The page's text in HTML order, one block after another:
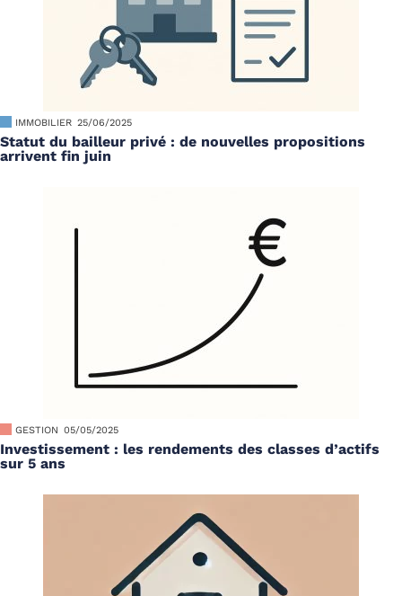
IMMOBILIER 25/06/2025
Statut du bailleur privé : de nouvelles propositions
arrivent fin juin
GESTION 05/05/2025
Investissement : les rendements des classes d’actifs
sur 5 ans